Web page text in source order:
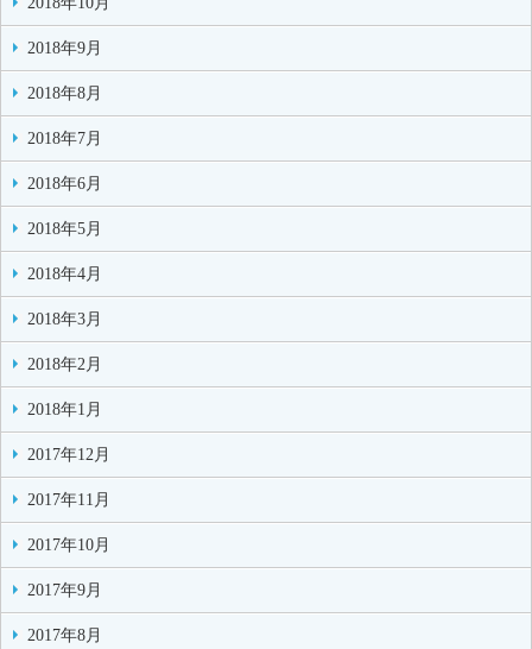
2018年9月
2018年8月
2018年7月
2018年6月
2018年5月
2018年4月
2018年3月
2018年2月
2018年1月
2017年12月
2017年11月
2017年10月
2017年9月
2017年8月